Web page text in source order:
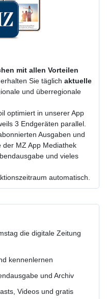
mit allen Vorteilen
Sie täglich aktuelle
und überregionale
optimiert in unserer App
3 Endgeräten parallel.
Ausgaben und
der MZ App Mediathek
und vieles
automatisch.
und
die digitale Zeitung
kennenlernen
und Archiv
Videos und gratis